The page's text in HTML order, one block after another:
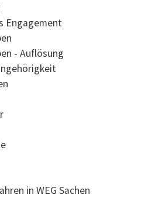
Engagement
- Auflösung
in WEG Sachen